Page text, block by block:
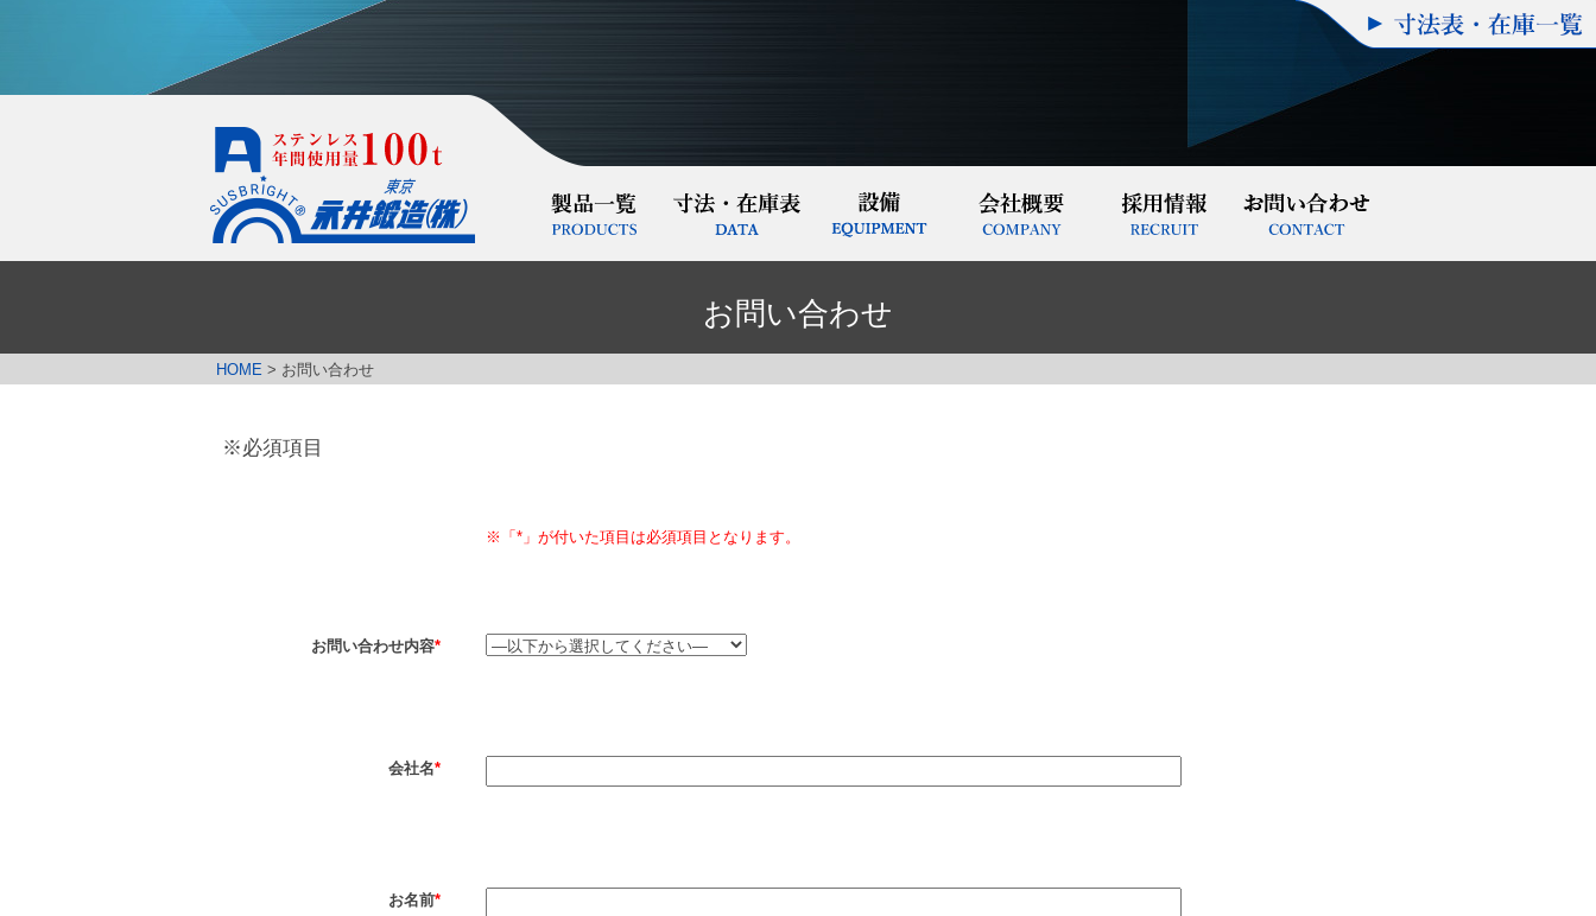
お問い合わせ
HOME > お問い合わせ
※必須項目
※「*」が付いた項目は必須項目となります。
お問い合わせ内容*
会社名*
お名前*